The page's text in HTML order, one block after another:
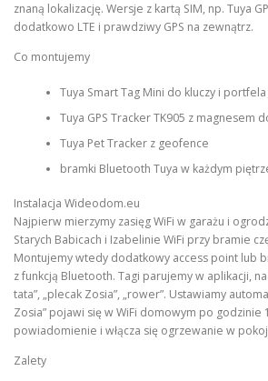
znaną lokalizację. Wersje z kartą SIM, np. Tuya
dodatkowo LTE i prawdziwy GPS na zewnątrz.
Co montujemy
Tuya Smart Tag Mini do kluczy i portfela
Tuya GPS Tracker TK905 z magnesem
Tuya Pet Tracker z geofence
bramki Bluetooth Tuya w każdym
Instalacja Wideodom.eu
Najpierw mierzymy zasięg WiFi w garażu i
Starych Babicach i Izabelinie WiFi przy bramie
Montujemy wtedy dodatkowy access point lub
z funkcją Bluetooth. Tagi parujemy w aplikacji,
tata”, „plecak Zosia”, „rower”. Ustawiamy
Zosia” pojawi się w WiFi domowym po godzinie
powiadomienie i włącza się ogrzewanie w
Zalety